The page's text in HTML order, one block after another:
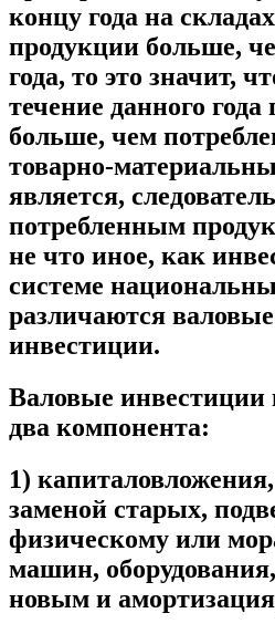
концу года на
продукции больше,
года, то это значит,
течение данного года
больше, чем
товарно-
является,
потребленным
не что иное, как
системе
различаются
инвестиции.
Валовые инвестиции
два компонента:
1)
заменой старых,
физическому или
машин,
новым и